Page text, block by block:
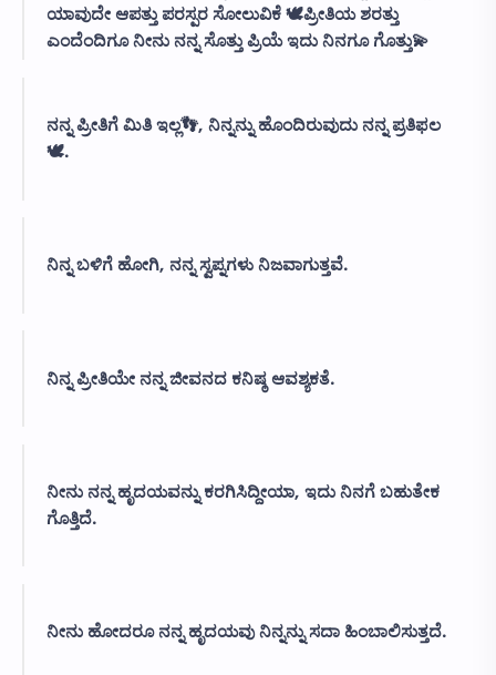
ಯಾವುದೇ ಆಪತ್ತು ಪರಸ್ಪರ ಸೋಲುವಿಕೆ 🕊️ಪ್ರೀತಿಯ ಶರತ್ತು
ಎಂದೆಂದಿಗೂ ನೀನು ನನ್ನ ಸೊತ್ತು ಪ್ರಿಯೆ ಇದು ನಿನಗೂ ಗೊತ್ತು💫
ನನ್ನ ಪ್ರೀತಿಗೆ ಮಿತಿ ಇಲ್ಲ👣, ನಿನ್ನನ್ನು ಹೊಂದಿರುವುದು ನನ್ನ ಪ್ರತಿಫಲ
🕊️.
ನಿನ್ನ ಬಳಿಗೆ ಹೋಗಿ, ನನ್ನ ಸ್ವಪ್ನಗಳು ನಿಜವಾಗುತ್ತವೆ.
ನಿನ್ನ ಪ್ರೀತಿಯೇ ನನ್ನ ಜೀವನದ ಕನಿಷ್ಠ ಆವಶ್ಯಕತೆ.
ನೀನು ನನ್ನ ಹೃದಯವನ್ನು ಕರಗಿಸಿದ್ದೀಯಾ, ಇದು ನಿನಗೆ ಬಹುತೇಕ
ಗೊತ್ತಿದೆ.
ನೀನು ಹೋದರೂ ನನ್ನ ಹೃದಯವು ನಿನ್ನನ್ನು ಸದಾ ಹಿಂಬಾಲಿಸುತ್ತದೆ.